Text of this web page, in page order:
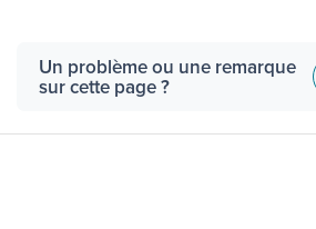
Un problème ou une remarque
sur cette page ?